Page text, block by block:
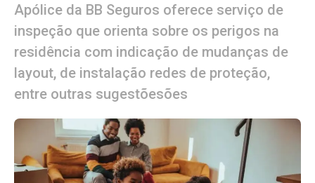
Apólice da BB Seguros oferece serviço de
inspeção que orienta sobre os perigos na
residência com indicação de mudanças de
layout, de instalação redes de proteção,
entre outras sugestõesões